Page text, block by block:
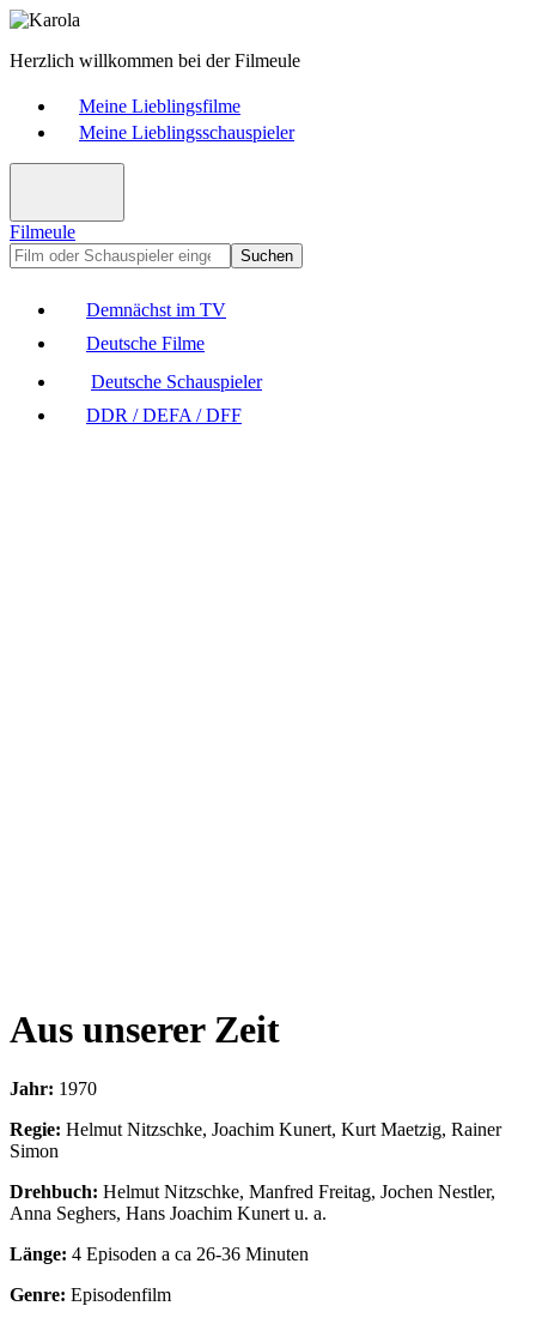
Herzlich willkommen bei der Filmeule
Meine Lieblingsfilme
Meine Lieblingsschauspieler
Filmeule
Suchen
Demnächst im TV
Deutsche Filme
Deutsche Schauspieler
DDR / DEFA / DFF
Aus unserer Zeit
Jahr: 1970
Regie: Helmut Nitzschke, Joachim Kunert, Kurt Maetzig, Rainer
Simon
Drehbuch: Helmut Nitzschke, Manfred Freitag, Jochen Nestler,
Anna Seghers, Hans Joachim Kunert u. a.
Länge: 4 Episoden a ca 26-36 Minuten
Genre: Episodenfilm